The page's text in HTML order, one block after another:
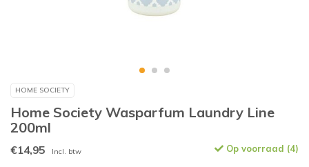
HOME SOCIETY
Home Society Wasparfum Laundry Line
200ml
€14,95 Incl. btw Op voorraad (4)